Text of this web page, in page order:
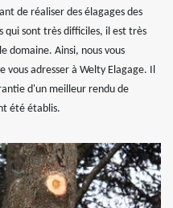
de réaliser des élagages des
qui sont très difficiles, il est très
domaine. Ainsi, nous vous
vous adresser à Welty Elagage. Il
d'un meilleur rendu de
été établis.